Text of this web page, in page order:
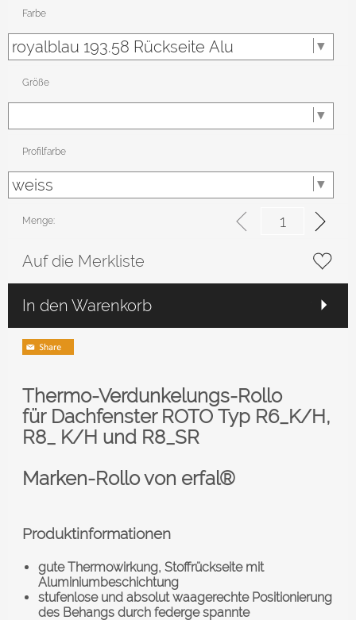
Farbe
Größe
Profilfarbe
Menge:
Auf die Merkliste
In den Warenkorb
Thermo-Verdunkelungs-Rollo
für Dachfenster ROTO Typ R6_K/H,
R8_ K/H und R8_SR
Marken-Rollo von erfal®
Produktinformationen
gute Thermowirkung, Stoffrückseite mit
Aluminiumbeschichtung
stufenlose und absolut waagerechte Positionierung
des Behangs durch federge spannte